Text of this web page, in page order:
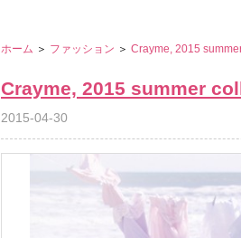
ホーム ＞ ファッション ＞ Crayme, 2015
Crayme, 2015 summer
2015-04-30